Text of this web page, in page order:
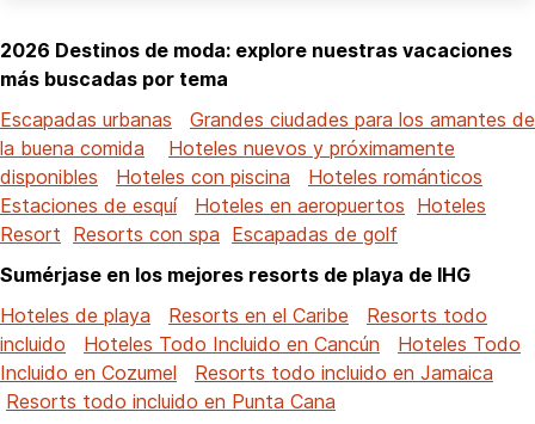
2026 Destinos de moda: explore nuestras vacaciones
más buscadas por tema
Escapadas urbanas
Grandes ciudades para los amantes de
la buena comida
Hoteles nuevos y próximamente
disponibles
Hoteles con piscina
Hoteles románticos
Estaciones de esquí
Hoteles en aeropuertos Hoteles
Resort Resorts con spa Escapadas de golf
Sumérjase en los mejores resorts de playa de IHG
Hoteles de playa
Resorts en el Caribe
Resorts todo
incluido
Hoteles Todo Incluido en Cancún
Hoteles Todo
Incluido en Cozumel
Resorts todo incluido en Jamaica
Resorts todo incluido en Punta Cana